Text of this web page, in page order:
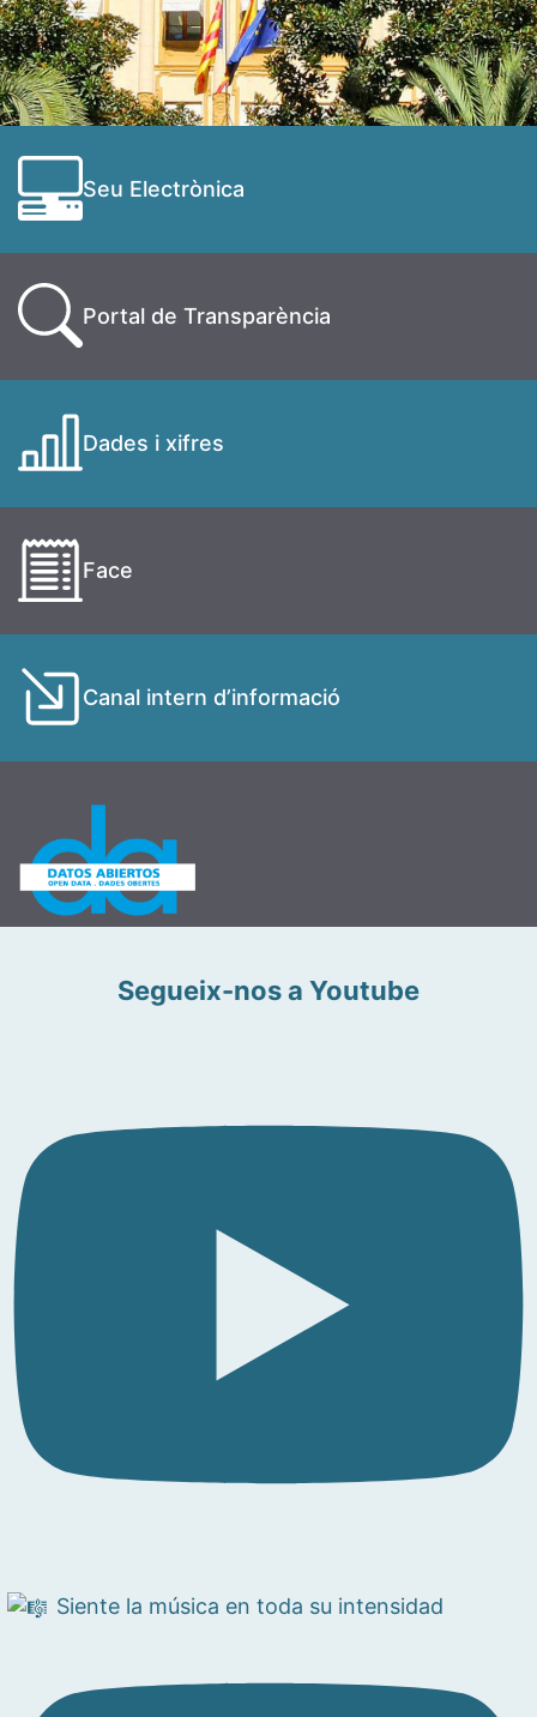
Seu Electrònica
Portal de Transparència
Dades i xifres
Face
Canal intern d’informació
Segueix-nos a Youtube
Siente la música en toda su intensidad